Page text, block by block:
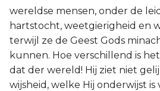
wereldse mensen, onder de
hartstocht, weetgierigheid en
terwijl ze de Geest Gods
kunnen. Hoe verschillend is
dat der wereld! Hij ziet niet
wijsheid, welke Hij onderwijst